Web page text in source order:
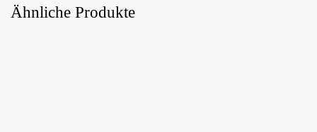
Ähnliche Produkte